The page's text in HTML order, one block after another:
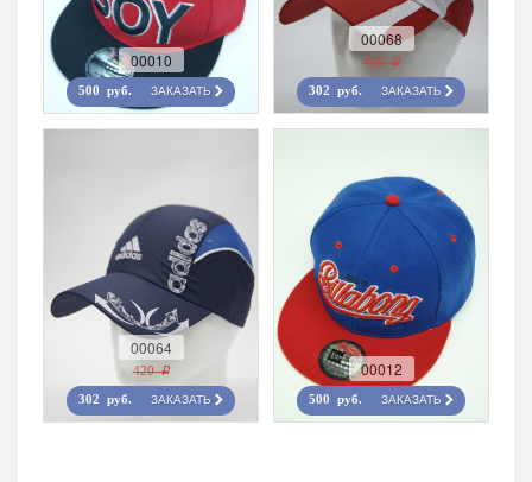
00010
500 руб. ЗАКАЗАТЬ
00068
420 r
302 руб. ЗАКАЗАТЬ
00064
420 r
302 руб. ЗАКАЗАТЬ
00012
500 руб. ЗАКАЗАТЬ